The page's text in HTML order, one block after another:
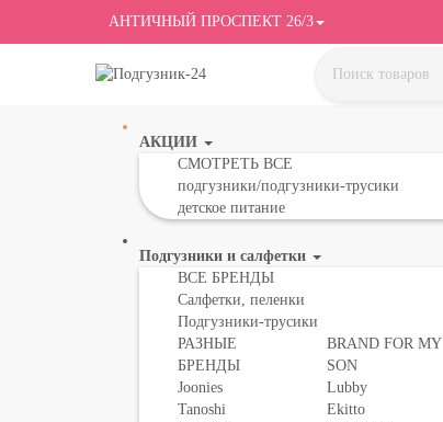
АНТИЧНЫЙ ПРОСПЕКТ 26/3
АКЦИИ
СМОТРЕТЬ ВСЕ
подгузники/подгузники-трусики
детское питание
Подгузники и салфетки
ВСЕ БРЕНДЫ
Салфетки, пеленки
Подгузники-трусики
РАЗНЫЕ
БРЕНДЫ
Joonies
Tanoshi
BRAND FOR MY
SON
Lubby
Ekitto